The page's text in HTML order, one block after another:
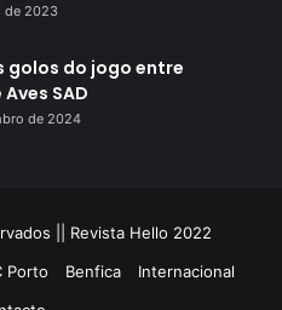
de 2023
golos do jogo entre
SAD
de 2024
|| Revista Hello 2022
Porto Benfica
Internacional